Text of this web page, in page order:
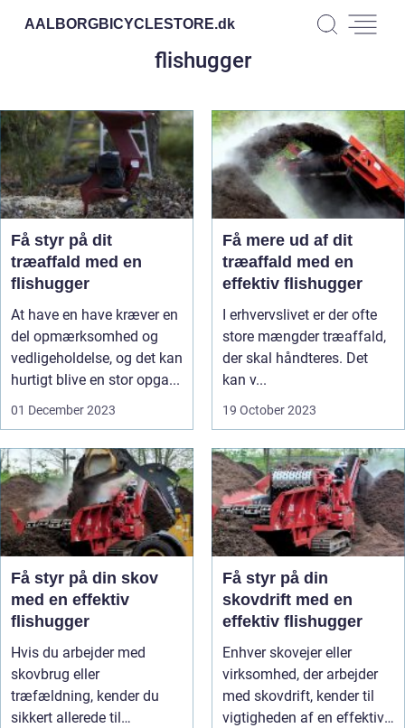
AALBORGBICYCLESTORE.dk
flishugger
Få styr på dit
træaffald med en
flishugger
At have en have kræver en
del opmærksomhed og
vedligeholdelse, og det kan
hurtigt blive en stor opga...
01 December 2023
Få mere ud af dit
træaffald med en
effektiv flishugger
I erhvervslivet er der ofte
store mængder træaffald,
der skal håndteres. Det
kan v...
19 October 2023
Få styr på din skov
med en effektiv
flishugger
Hvis du arbejder med
skovbrug eller
træfældning, kender du
sikkert allerede til
Få styr på din
skovdrift med en
effektiv flishugger
Enhver skovejer eller
virksomhed, der arbejder
med skovdrift, kender til
vigtigheden af en effektiv